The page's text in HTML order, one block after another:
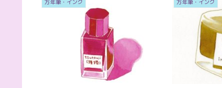
万年筆・インク 万年筆・インク